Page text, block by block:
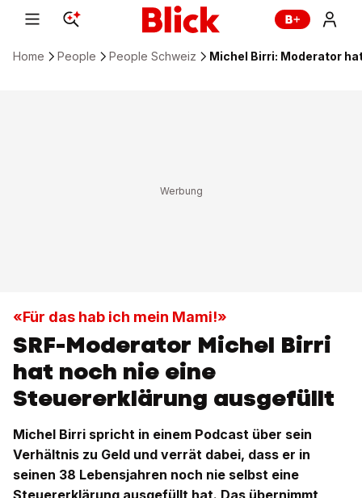
Home People People Schweiz Michel Birri: Moderator
«Für das hab ich mein Mami!»
SRF-Moderator Michel Birri
hat noch nie eine
Steuererklärung ausgefüllt
Michel Birri spricht in einem Podcast über sein
Verhältnis zu Geld und verrät dabei, dass er in
seinen 38 Lebensjahren noch nie selbst eine
Steuererklärung ausgefüllt hat. Das übernimmt